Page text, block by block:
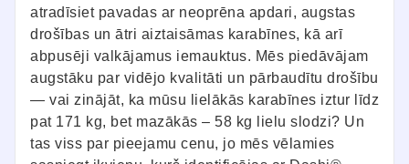
atradīsiet pavadas ar neoprēna apdari, augstas
drošības un ātri aiztaisāmas karabīnes, kā arī
abpusēji valkājamus iemauktus. Mēs piedāvājam
augstāku par vidējo kvalitāti un pārbaudītu drošību
— vai zinājāt, ka mūsu lielākās karabīnes iztur līdz
pat 171 kg, bet mazākās – 58 kg lielu slodzi? Un
tas viss par pieejamu cenu, jo mēs vēlamies